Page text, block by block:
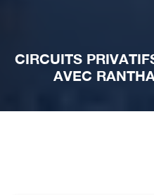
CIRCUITS
AVEC